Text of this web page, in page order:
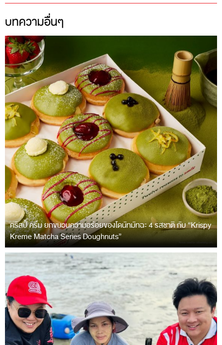
บทความอื่นๆ
คริสปี้ ครีม ยกขบวนความอร่อยของโดนัทมัทฉะ 4 รสชาติ กับ “Krispy
Kreme Matcha Series Doughnuts”